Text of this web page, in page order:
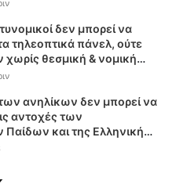
δεν μπορεί να
τηλεοπτικά πάνελ, ούτε
χωρίς θεσμική & νομική
ανηλίκων δεν μπορεί να
αντοχές των
και της Ελληνικής